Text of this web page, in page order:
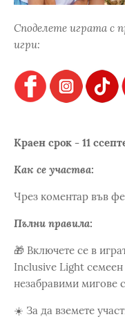
Споделете играта с
игри:
Краен срок - 11
Как се участва:
Чрез коментар във
Пълни правила:
🎁 Включете се в
Inclusive Light
незабравими мигове
☀️ За да вземете